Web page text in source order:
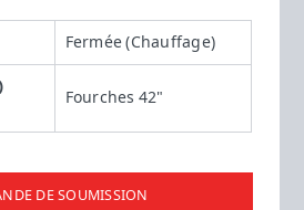
Fermée (Chauffage)
Fourches 42"
DE SOUMISSION